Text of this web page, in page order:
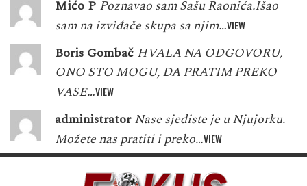
Mićo P Poznavao sam Sašu Raonića.Išao
sam na izviđače skupa sa njim…VIEW
Boris Gombač HVALA NA ODGOVORU,
ONO STO MOGU, DA PRATIM PREKO
VASE…VIEW
administrator Nase sjediste je u Njujorku.
Možete nas pratiti i preko…VIEW